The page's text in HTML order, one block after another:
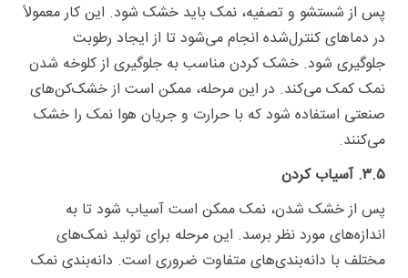
پس از شستشو و تصفیه، نمک باید خشک شود. این کار معمولاً
در دماهای کنترل‌شده انجام می‌شود تا از ایجاد رطوبت
جلوگیری شود. خشک کردن مناسب به جلوگیری از کلوخه شدن
نمک کمک می‌کند. در این مرحله، ممکن است از خشک‌کن‌های
صنعتی استفاده شود که با حرارت و جریان هوا نمک را خشک
می‌کنند.
۳.۵. آسیاب کردن
پس از خشک شدن، نمک ممکن است آسیاب شود تا به
اندازه‌های مورد نظر برسد. این مرحله برای تولید نمک‌های
مختلف با دانه‌بندی‌های متفاوت ضروری است. دانه‌بندی نمک